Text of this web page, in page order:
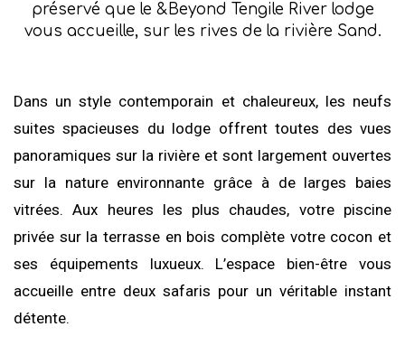
préservé que le &Beyond Tengile River lodge
vous accueille, sur les rives de la rivière Sand.
Dans un style contemporain et chaleureux, les neufs
suites spacieuses du lodge offrent toutes des vues
panoramiques sur la rivière et sont largement ouvertes
sur la nature environnante grâce à de larges baies
vitrées. Aux heures les plus chaudes, votre piscine
privée sur la terrasse en bois complète votre cocon et
ses équipements luxueux. L’espace bien-être vous
accueille entre deux safaris pour un véritable instant
détente.